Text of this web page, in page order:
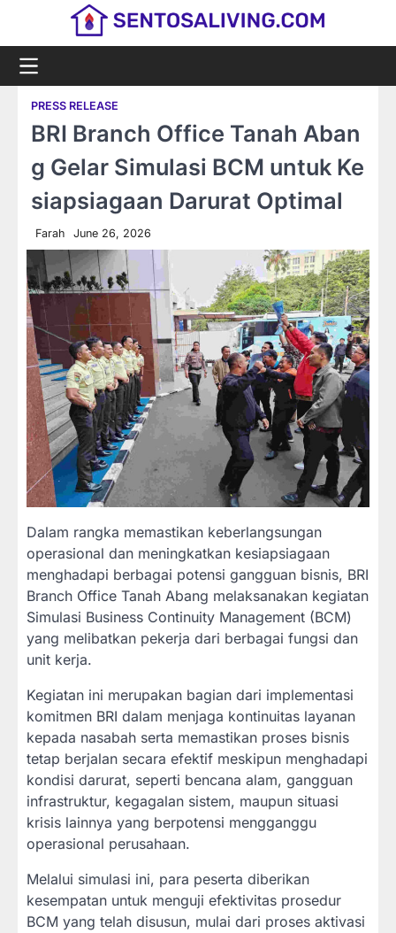
PRESS RELEASE
BRI Branch Office Tanah Aban
g Gelar Simulasi BCM untuk Ke
siapsiagaan Darurat Optimal
Farah June 26, 2026
Dalam rangka memastikan keberlangsungan
operasional dan meningkatkan kesiapsiagaan
menghadapi berbagai potensi gangguan bisnis, BRI
Branch Office Tanah Abang melaksanakan kegiatan
Simulasi Business Continuity Management (BCM)
yang melibatkan pekerja dari berbagai fungsi dan
unit kerja.
Kegiatan ini merupakan bagian dari implementasi
komitmen BRI dalam menjaga kontinuitas layanan
kepada nasabah serta memastikan proses bisnis
tetap berjalan secara efektif meskipun menghadapi
kondisi darurat, seperti bencana alam, gangguan
infrastruktur, kegagalan sistem, maupun situasi
krisis lainnya yang berpotensi mengganggu
operasional perusahaan.
Melalui simulasi ini, para peserta diberikan
kesempatan untuk menguji efektivitas prosedur
BCM yang telah disusun, mulai dari proses aktivasi